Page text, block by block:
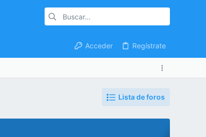
Acceder Regístrate
Lista de foros